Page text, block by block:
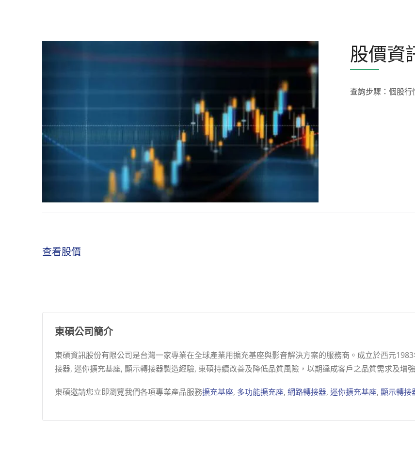
股價資
查詢步驟：個股
查看股價
東碩公司簡介
東碩資訊股份有限公司是台灣一家專業在全球產業用擴充基座與影音解決方案的服務商。成立於西元
接器, 迷你擴充基座, 顯示轉接器製造經驗, 東碩持續改善及降低品質風險，以期達成客戶之品質需求及增
東碩邀請您立即瀏覽我們各項專業產品服務擴充基座, 多功能擴充座, 網路轉接器, 迷你擴充基座, 顯示轉接